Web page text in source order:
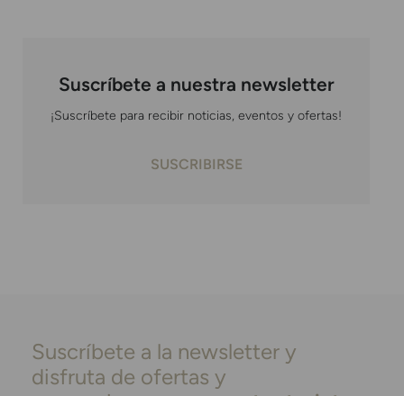
Suscríbete a nuestra newsletter
¡Suscríbete para recibir noticias, eventos y ofertas!
SUSCRIBIRSE
Suscríbete a la newsletter y
disfruta de ofertas y